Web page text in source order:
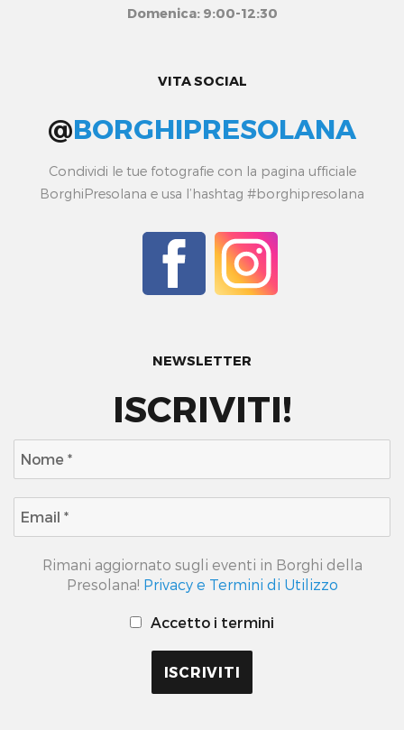
Domenica: 9:00-12:30
VITA SOCIAL
@BORGHIPRESOLANA
Condividi le tue fotografie con la pagina ufficiale
BorghiPresolana e usa l’hashtag #borghipresolana
NEWSLETTER
ISCRIVITI!
Rimani aggiornato sugli eventi in Borghi della
Presolana! Privacy e Termini di Utilizzo
Accetto i termini